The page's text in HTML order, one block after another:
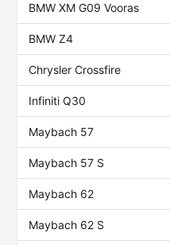
BMW XM G09 Vooras
BMW Z4
Chrysler Crossfire
Infiniti Q30
Maybach 57
Maybach 57 S
Maybach 62
Maybach 62 S